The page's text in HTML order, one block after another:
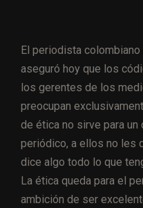
El periodista
aseguró hoy que los
los gerentes de los
preocupan
de ética no sirve para un
periódico, a ellos no les
dice algo todo lo que
La ética queda para el
ambición de ser